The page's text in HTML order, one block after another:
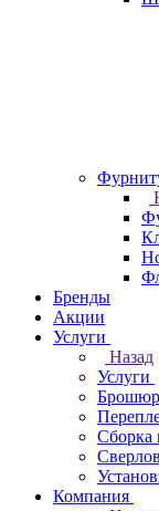
Бренды
Акции
Услуги
Назад
Услуги
Сборка
Компания